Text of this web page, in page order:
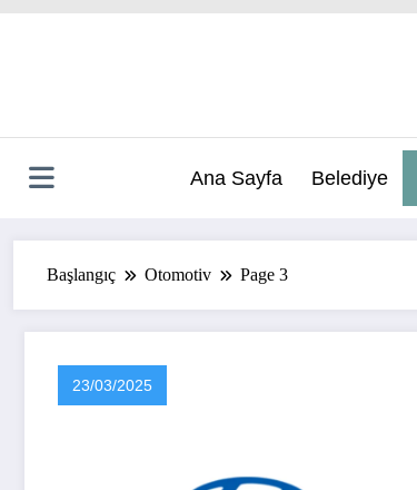
Ana Sayfa Belediye
Başlangıç Otomotiv Page 3
23/03/2025